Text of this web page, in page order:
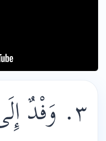
٣. وَفْدٌ إِلَى يَعْقُوبَ